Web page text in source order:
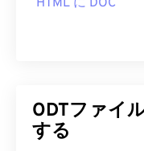
HTML に DOC
ODTファイ
する